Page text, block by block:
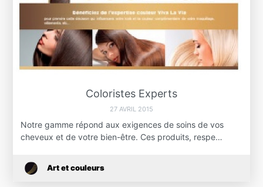
Coloristes Experts
27 AVRIL 2015
Notre gamme répond aux exigences de soins de vos
cheveux et de votre bien-être. Ces produits, respe…
Art et couleurs